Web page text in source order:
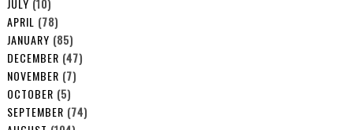
APRIL (78)
JANUARY (85)
DECEMBER (47)
NOVEMBER (7)
OCTOBER (5)
SEPTEMBER (74)